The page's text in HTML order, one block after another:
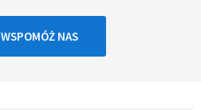
WSPOMÓŻ NAS